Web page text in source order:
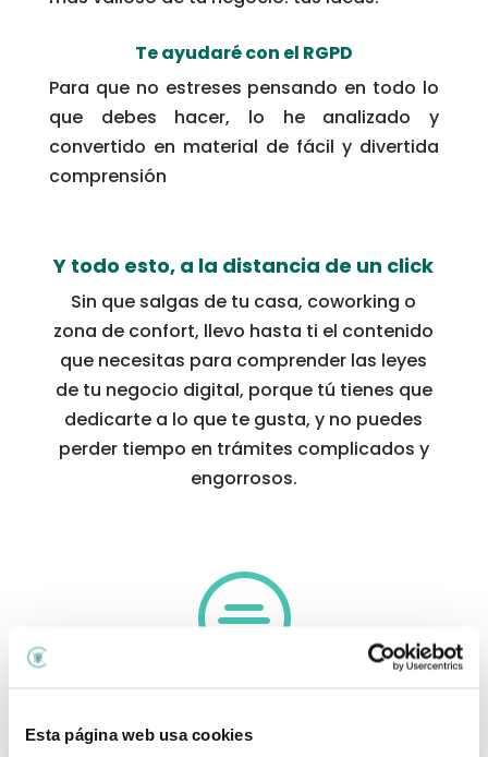
Esta página web usa cookies
Te ayudaré con el RGPD
Para que no estreses pensando en todo lo
que debes hacer, lo he analizado y
convertido en material de fácil y divertida
comprensión
Y todo esto, a la distancia de un click
Sin que salgas de tu casa, coworking o
zona de confort, llevo hasta ti el contenido
que necesitas para comprender las leyes
de tu negocio digital, porque tú tienes que
dedicarte a lo que te gusta, y no puedes
perder tiempo en trámites complicados y
engorrosos.
